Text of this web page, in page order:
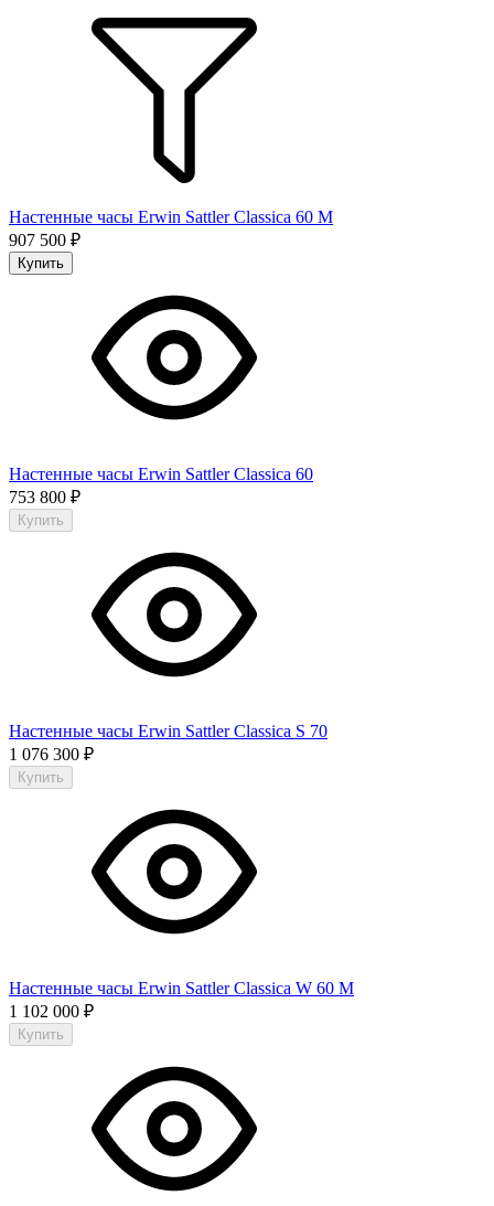
Настенные часы Erwin Sattler Classica 60 M
907 500 ₽
Купить
Настенные часы Erwin Sattler Classica 60
753 800 ₽
Купить
Настенные часы Erwin Sattler Classica S 70
1 076 300 ₽
Купить
Настенные часы Erwin Sattler Classica W 60 M
1 102 000 ₽
Купить